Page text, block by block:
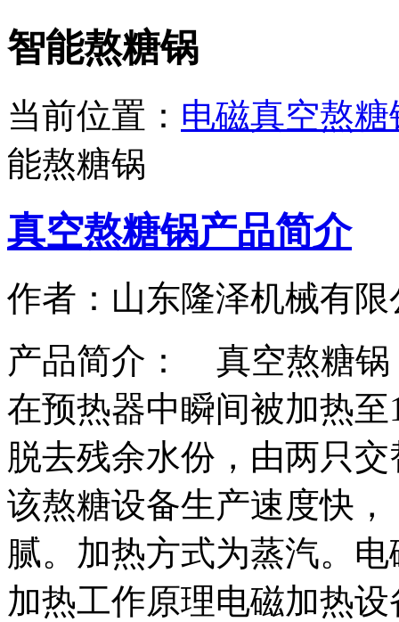
智能熬糖锅
当前位置： 电磁真空熬
能熬糖锅
真空熬糖锅产品简介
作者：山东隆泽机械有限
产品简介： 真空熬糖锅
在预热器中瞬间被加热
脱去残余水份，由两只
该熬糖设备生产速度快
腻。加热方式为蒸汽。
加热工作原理电磁加热